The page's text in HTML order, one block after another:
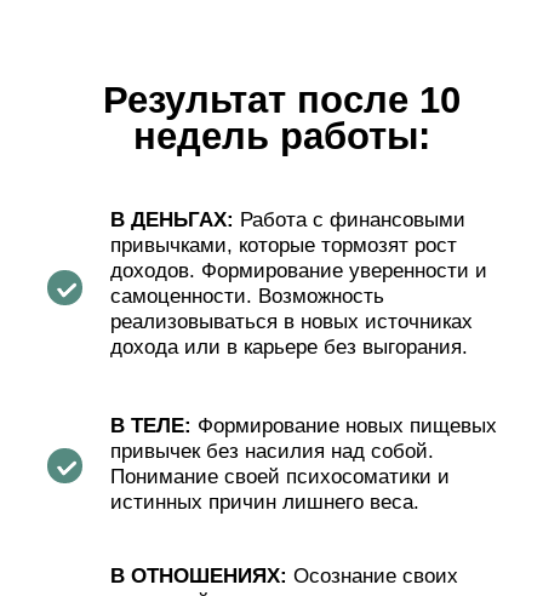
Стоимость и Рассрочка
«Я собираю небольшую фокус-группу,
чтобы создать мощные кейсы с
200%. Именно поэтому сейчас
стоимость почти в 4 раза ниже
основной программы»
Обычная стоимость: 200.000 ₽
Стоимость фокус-группы: 55.000 ₽